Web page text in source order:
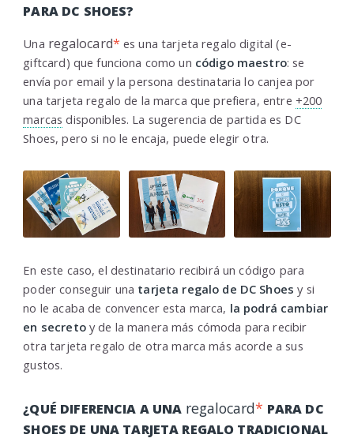
PARA DC SHOES?
Una regalocard* es una tarjeta regalo digital (e-
giftcard) que funciona como un código maestro: se
envía por email y la persona destinataria lo canjea por
una tarjeta regalo de la marca que prefiera, entre +200
marcas disponibles. La sugerencia de partida es DC
Shoes, pero si no le encaja, puede elegir otra.
En este caso, el destinatario recibirá un código para
poder conseguir una tarjeta regalo de DC Shoes y si
no le acaba de convencer esta marca, la podrá cambiar
en secretoy de la manera más cómoda para recibir
otra tarjeta regalo de otra marca más acorde a sus
gustos.
¿QUÉ DIFERENCIA A UNA regalocard* PARA DC
SHOES DE UNA TARJETA REGALO TRADICIONAL